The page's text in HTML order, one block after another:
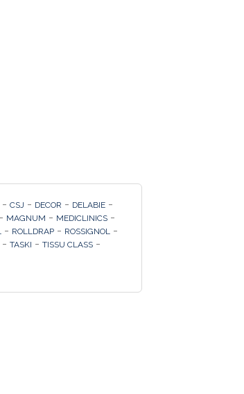
- CSJ - DECOR - DELABIE -
- MAGNUM - MEDICLINICS -
- ROLLDRAP - ROSSIGNOL -
- TASKI - TISSU CLASS -